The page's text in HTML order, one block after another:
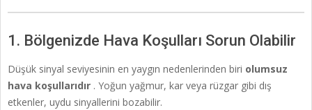
1. Bölgenizde Hava Koşulları Sorun Olabilir
Düşük sinyal seviyesinin en yaygın nedenlerinden biri olumsuz
hava koşullarıdır . Yoğun yağmur, kar veya rüzgar gibi dış
etkenler, uydu sinyallerini bozabilir.